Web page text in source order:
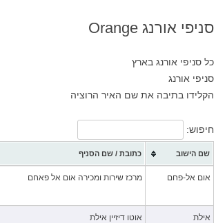
יבואני רכב
חברות משלוחים סניפים
סניפי אורנג Orange
כל סניפי אורנג בארץ
סניפי אורנג
הקלידו בתיבה את שם האיר הרוציה
חיפוש:
שם הישוב כתובת / שם הסניף
אום אל-פחם מרכז שירות ומכירה אום אל פאחם
אילת
אוטו דיזיין אילת